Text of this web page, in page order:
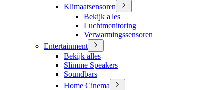
Klimaatsensoren
Bekijk alles
Luchtmonitoring
Verwarmingssensoren
Entertainment
Bekijk alles
Slimme Speakers
Soundbars
Home Cinema